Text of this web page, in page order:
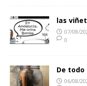
las
07/08/
0
De todo
06/08/